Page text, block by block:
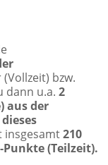
bzw.
dann u.a.2
aus der
insgesamt210
Punkte (Teilzeit).